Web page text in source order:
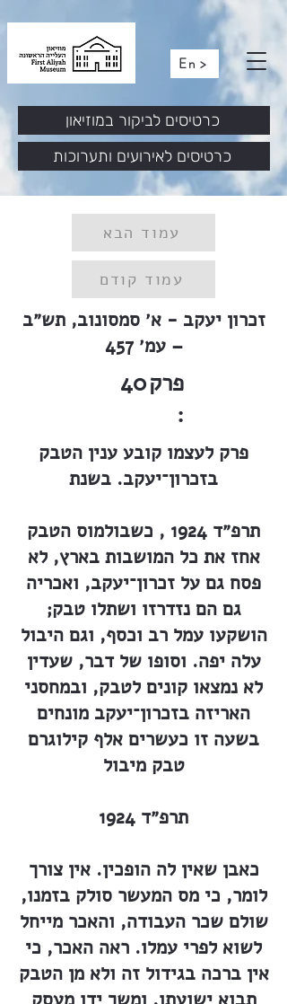
En >
כרטיסים לאירועים ותערוכות
כרטיסים לביקור במוזיאון
עמוד הבא
עמוד קודם
זכרון יעקב - א׳ סמסונוב, תש״ב
– עמ׳ 457
40פרק
:
פרק לעצמו קובע ענין הטבק
בזכרון־יעקב. בשנת
תרפ״ד 1924 , כשבולמוס הטבק
אחז את כל המושבות בארץ, לא
פסח גם על זכרון־יעקב, ואכריה
גם הם נזדרזו ושתלו טבק;
הושקעו עמל רב וכסף, וגם היבול
עלה יפה. וסופו של דבר, שעדין
לא נמצאו קונים לטבק, ובמחסני
האריזה בזכרון־יעקב מונחים
בשעה זו כעשרים אלף קילוגרם
טבק מיבול
תרפ״ד 1924
כאבן שאין לה הופכין. אין צורך
לומר, כי מס המעשר סולק בזמנו,
שולם שכר העבודה, והאכר מייחל
לשוא לפרי עמלו. ראה האכר, כי
אין ברכה בגידול זה ולא מן הטבק